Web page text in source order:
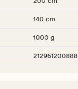
140 cm
1000 g
212961200888